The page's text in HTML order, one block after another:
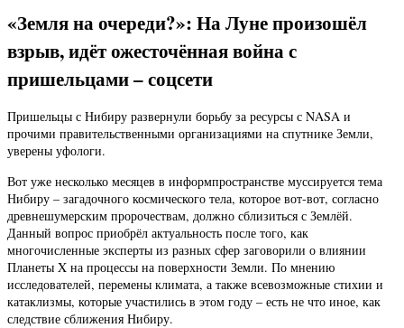
«Земля на очереди?»: На Луне произошёл
взрыв, идёт ожесточённая война с
пришельцами – соцсети
Пришельцы с Нибиру развернули борьбу за ресурсы с NASA и
прочими правительственными организациями на спутнике Земли,
уверены уфологи.
Вот уже несколько месяцев в информпространстве муссируется тема
Нибиру – загадочного космического тела, которое вот-вот, согласно
древнешумерским пророчествам, должно сблизиться с Землёй.
Данный вопрос приобрёл актуальность после того, как
многочисленные эксперты из разных сфер заговорили о влиянии
Планеты X на процессы на поверхности Земли. По мнению
исследователей, перемены климата, а также всевозможные стихии и
катаклизмы, которые участились в этом году – есть не что иное, как
следствие сближения Нибиру.